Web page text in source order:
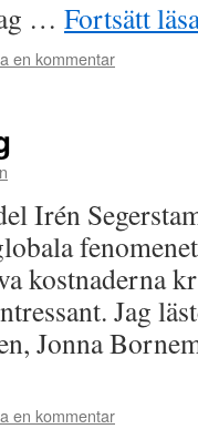
… Fortsätt
en kommentar
Irén
kostnaderna
Jag
Jonna
en kommentar